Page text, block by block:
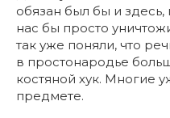
обязан был бы и
нас бы просто
так уже поняли, что
в простонародье
костяной хук. Многие
предмете.